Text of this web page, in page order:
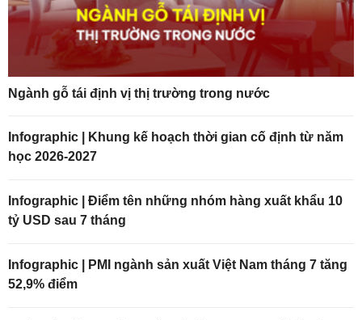
Ngành gỗ tái định vị thị trường trong nước
Infographic | Khung kế hoạch thời gian cố định từ năm
học 2026-2027
Infographic | Điểm tên những nhóm hàng xuất khẩu 10
tỷ USD sau 7 tháng
Infographic | PMI ngành sản xuất Việt Nam tháng 7 tăng
52,9% điểm